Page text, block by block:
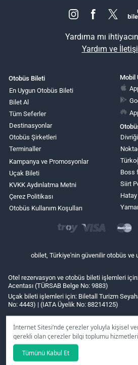
İnternet Sitesi’nde çerezler yoluyla kişisel
gerekli olan çerezler bilgi toplumu
kullanılmaktadır. Tercihleriniz doğrultusunda
kişiselleştirilmiş çerezleri ve özel
Tümünü Kabul Et
Yardıma mı
Yardım ve
Otobüs Bileti
En Uygun Otobüs Bileti
Bilet Al
Tüm Seferler
Destinasyonlar
Otobüs Şirketleri
Terminaller
Kampanya ve Promosyonlar
Uçak Bileti
KVKK Aydınlatma Metni
Çerez Politikası
Otobüs Kullanım Koşulları
Mobil
Boss
Siirt
obilet, Türkiye'nin güvenilir otobüs ve
Otel rezervasyon ve otobüs bileti işlemleri
Acentası (TÜRSAB Belge No: 9883)
Uçak bileti işlemleri için: Biletall Turizm
No: 4443) | (IATA Üyelik No: 88214125)